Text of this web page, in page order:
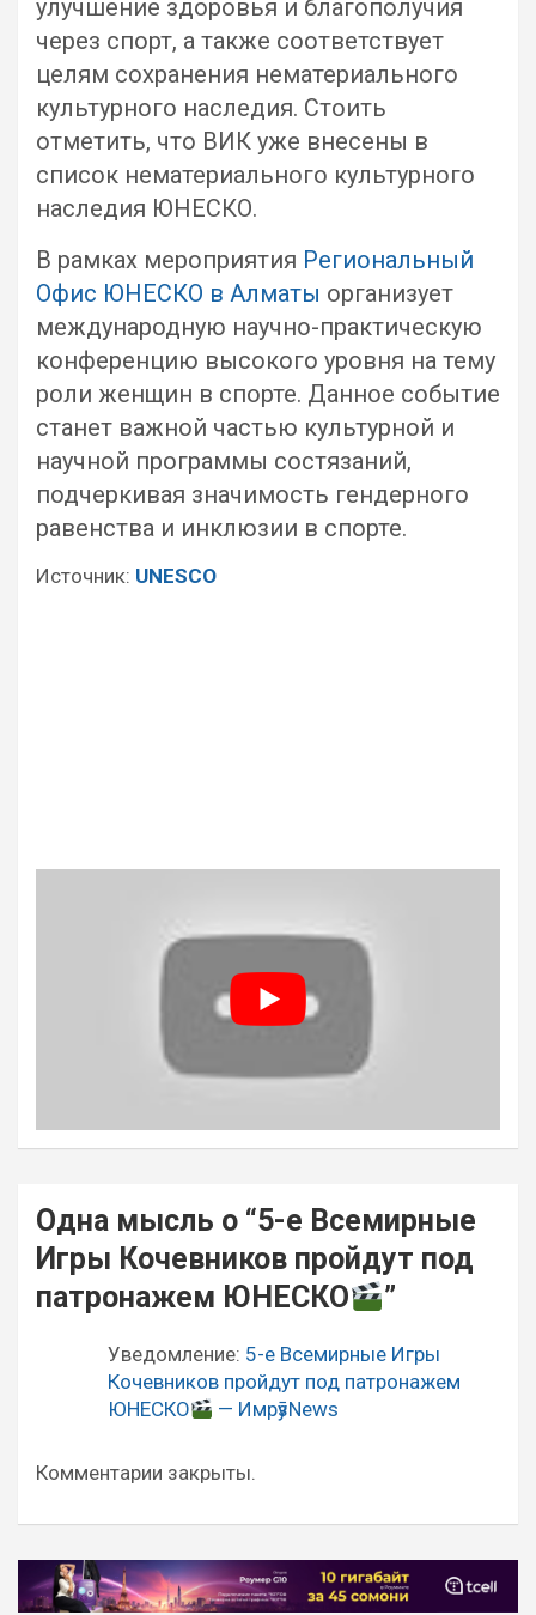
улучшение здоровья и благополучия
через спорт, а также соответствует
целям сохранения нематериального
культурного наследия. Стоить
отметить, что ВИК уже внесены в
список нематериального культурного
наследия ЮНЕСКО.
В рамках мероприятия Региональный
Офис ЮНЕСКО в Алматы организует
международную научно-практическую
конференцию высокого уровня на тему
роли женщин в спорте. Данное событие
станет важной частью культурной и
научной программы состязаний,
подчеркивая значимость гендерного
равенства и инклюзии в спорте.
Источник: UNESCO
Навигация
по
записям
Одна мысль о “5-е Всемирные
Игры Кочевников пройдут под
патронажем ЮНЕСКО
”
Уведомление: 5-е Всемирные Игры
Кочевников пройдут под патронажем
ЮНЕСКО
— ИмрӯзNews
Комментарии закрыты.